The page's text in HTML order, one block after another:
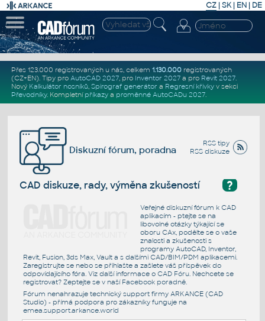
CZ | SK| EN | DE
Přes 123.000 registrovaných u nás, celkem 1.130.000registrovaných
(CZ+EN). Tipy pro AutoCAD 2027, pro Inventor 2027a pro Revit 2027.
Nový Kalkulátor nosníků, Spirograf generátor a Regresní křivkyv sekci
Převodníky. Kompletní příkazya proměnné AutoCADu 2027.
RSS tipy
RSS diskuze
Diskuzní fórum, poradna
?
CAD diskuze, rady, výměna zkušeností
Veřejné diskuzní fórum k CAD
aplikacím - ptejte se na
libovolné otázky týkající se
oboru CAx, podělte se o vaše
znalosti a zkušenosti s
programy AutoCAD, Inventor,
Revit, Fusion, 3ds Max, Vault a s dalšími CAD/BIM/PDM aplikacemi.
Zaregistrujte se nebo se přihlašte a zašlete váš příspěvek do
odpovídajícího fóra. Viz další informace o CAD Fóru. Nechcete se
registrovat? Zeptejte se v naší Facebook poradně.
Fórum nenahrazuje technický support firmy ARKANCE (CAD
Studio) - přímá podpora pro zákazníky funguje na
emea.support.arkance.world